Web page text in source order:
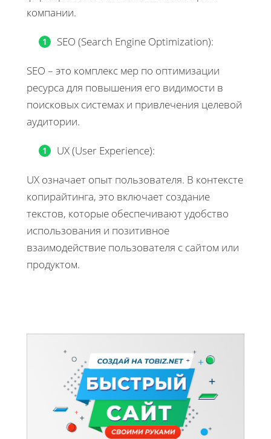
компании.
SEO (Search Engine Optimization):
SEO – это комплекс мер по оптимизации
ресурса для повышения его видимости в
поисковых системах и привлечения целевой
аудитории.
UX (User Experience):
UX означает опыт пользователя. В контексте
копирайтинга, это включает создание
текстов, которые обеспечивают удобство
использования и позитивное
взаимодействие пользователя с сайтом или
продуктом.